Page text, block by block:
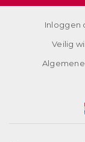
Inloggen
Veilig